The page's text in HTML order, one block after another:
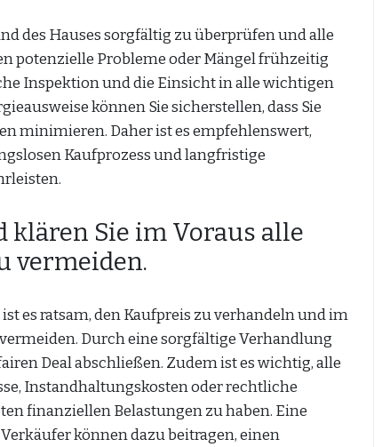
des Hauses sorgfältig zu überprüfen und alle
potenzielle Probleme oder Mängel frühzeitig
Inspektion und die Einsicht in alle wichtigen
können Sie sicherstellen, dass Sie
minimieren. Daher ist es empfehlenswert,
Kaufprozess und langfristige
klären Sie im Voraus alle
vermeiden.
es ratsam, den Kaufpreis zu verhandeln und im
Durch eine sorgfältige Verhandlung
Deal abschließen. Zudem ist es wichtig, alle
Instandhaltungskosten oder rechtliche
finanziellen Belastungen zu haben. Eine
können dazu beitragen, einen